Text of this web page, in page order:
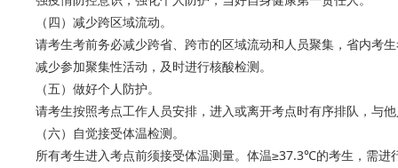
（四）减少跨区域流动。
请考生考前务必减少跨省、跨市的区域流动和人员聚集，省内考
减少参加聚集性活动，及时进行核酸检测。
（五）做好个人防护。
请考生按照考点工作人员安排，进入或离开考点时有序排队，与
（六）自觉接受体温检测。
所有考生进入考点前须接受体温测量。体温≥37.3℃的考生，需